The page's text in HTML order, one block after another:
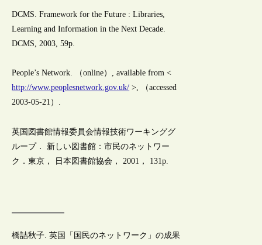
DCMS. Framework for the Future : Libraries,
Learning and Information in the Next Decade.
DCMS, 2003, 59p.
People’s Network. （online）, available from <
http://www.peoplesnetwork.gov.uk/ >, （accessed
2003-05-21）.
英国図書館情報委員会情報技術ワーキンググ
ループ． 新しい図書館：市民のネットワー
ク．東京， 日本図書館協会， 2001， 131p.
橋詰秋子. 英国「国民のネットワーク」の成果